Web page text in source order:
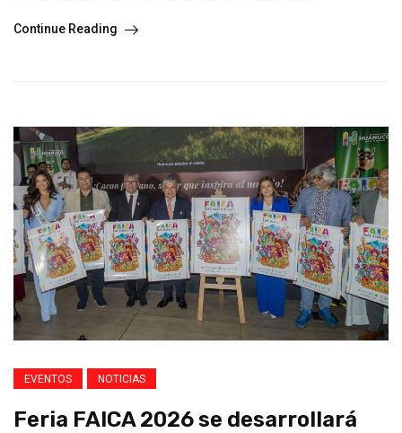
Continue Reading
EVENTOS NOTICIAS
Feria FAICA 2026 se desarrollará